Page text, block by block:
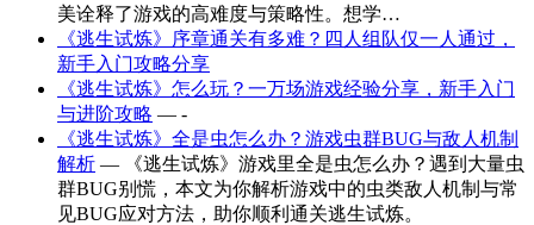
美诠释了游戏的高难度与策略性。想学…
《逃生试炼》序章通关有多难？四人组队仅一人通过，
新手入门攻略分享
《逃生试炼》怎么玩？一万场游戏经验分享，新手入门
与进阶攻略 — -
《逃生试炼》全是虫怎么办？游戏虫群BUG与敌人机制
解析 — 《逃生试炼》游戏里全是虫怎么办？遇到大量虫
群BUG别慌，本文为你解析游戏中的虫类敌人机制与常
见BUG应对方法，助你顺利通关逃生试炼。